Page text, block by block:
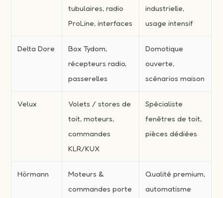
tubulaires, radio
ProLine, interfaces
industrielle,
usage intensif
Delta Dore
Box Tydom,
récepteurs radio,
passerelles
Domotique
ouverte,
scénarios maison
Velux
Volets / stores de
toit, moteurs,
commandes
KLR/KUX
Spécialiste
fenêtres de toit,
pièces dédiées
Hörmann
Moteurs &
commandes porte
Qualité premium,
automatisme